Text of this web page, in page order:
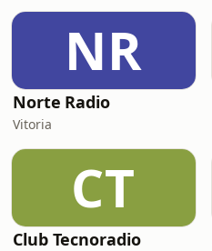
NR
Norte Radio
Vitoria
CT
Club Tecnoradio